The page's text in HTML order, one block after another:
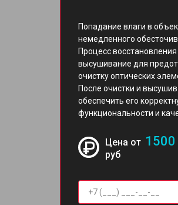
Попадание влаги в
немедленного
Процесс
высушивание для
очистку оптических
После очистки и
обеспечить его
функциональности и
Цена от 1500
руб